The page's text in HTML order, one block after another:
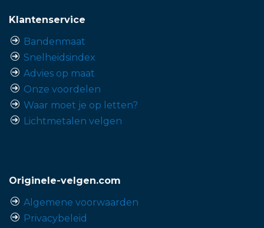
Klantenservice
Bandenmaat
Snelheidsindex
Advies op maat
Onze voordelen
Waar moet je op letten?
Lichtmetalen velgen
Originele-velgen.com
Algemene voorwaarden
Privacybeleid